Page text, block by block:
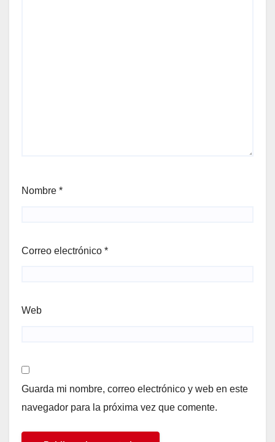
Nombre *
Correo electrónico *
Web
Guarda mi nombre, correo electrónico y web en este
navegador para la próxima vez que comente.